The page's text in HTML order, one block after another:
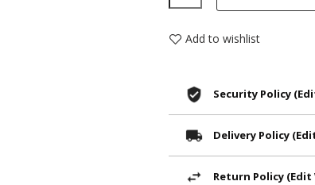
Add to wishlist
Security Policy
Delivery Policy
Return Policy